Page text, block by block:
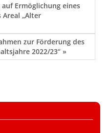
Ermöglichung eines
„Alter
zur Förderung des
2022/23“ »